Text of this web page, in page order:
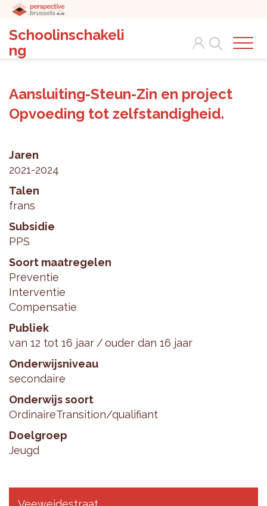
Schoolinschakeli
ng
Search
Aansluiting-Steun-Zin en project
Opvoeding tot zelfstandigheid.
Jaren
2021-2024
Talen
frans
Subsidie
PPS
Soort maatregelen
Preventie
Interventie
Compensatie
Publiek
van 12 tot 16 jaar
ouder dan 16 jaar
Onderwijsniveau
secondaire
Onderwijs soort
OrdinaireTransition/qualifiant
Doelgroep
Jeugd